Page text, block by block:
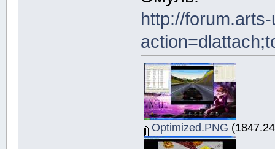
http://
Optimized.PNG